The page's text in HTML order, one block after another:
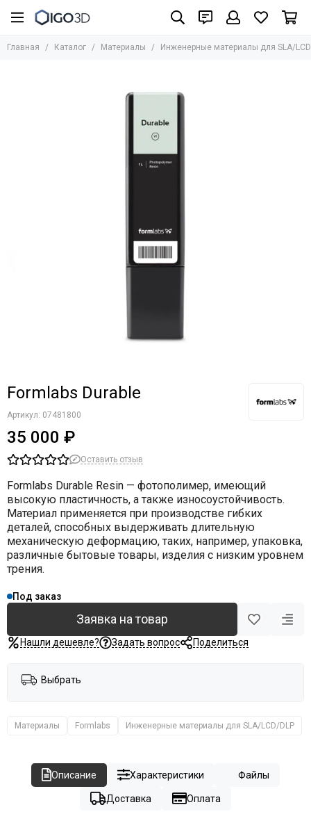
Материалы
Инженерные материалы для SLA/LCD/DLP
Фотополимеры для юверирного дела
Медицинские материалы
Главная Каталог Материалы Инженерные материалы для SLA/
Formlabs Durable
Артикул: 07481800
35 000 ₽
Оставить отзыв
Formlabs Durable Resin — фотополимер, имеющий
высокую пластичность, а также износоустойчивость.
Материал применяется при производстве гибких
деталей, способных выдерживать длительную
механическую деформацию, таких, например, упаковка,
различные бытовые товары, изделия с низким уровнем
трения.
Под заказ
Заявка на товар
Нашли дешевле? Задать вопрос Поделиться
Выбрать
Материалы Formlabs Инженерные материалы для SLA/LCD/DLP
Описание Характеристики Файлы
Доставка Оплата